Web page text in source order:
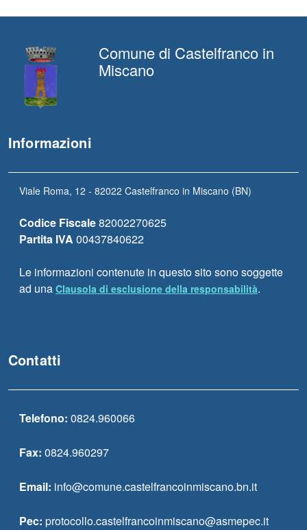
Comune di Castelfranco in
Miscano
Informazioni
Viale Roma, 12 - 82022 Castelfranco in Miscano (BN)
Codice Fiscale82002270625
Partita IVA 00437840622
Le informazioni contenute in questo sito sono soggette
ad una Clausola di esclusione della responsabilità.
Contatti
Telefono: 0824.960066
Fax: 0824.960297
Email: info@comune.castelfrancoinmiscano.bn.it
Pec: protocollo.castelfrancoinmiscano@asmepec.it